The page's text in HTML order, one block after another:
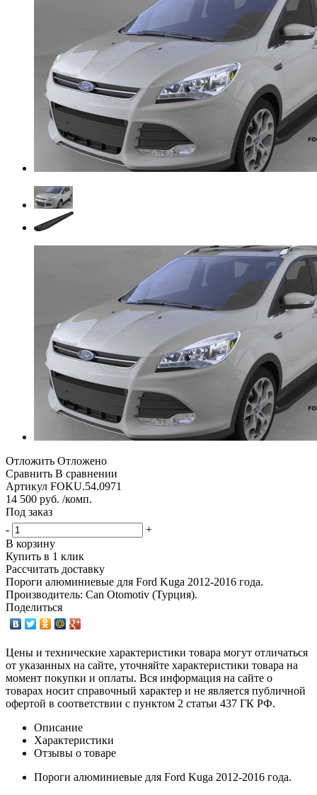
Отложить Отложено
Сравнить В сравнении
Артикул FOKU.54.0971
14 500 руб. /комп.
Под заказ
-
+
В корзину
Купить в 1 клик
Рассчитать доставку
Пороги алюминиевые для Ford Kuga 2012-2016 года.
Производитель: Can Otomotiv (Турция).
Поделиться
Цены и технические характеристики товара могут отличаться
от указанных на сайте, уточняйте характеристики товара на
момент покупки и оплаты. Вся информация на сайте о
товарах носит справочный характер и не является публичной
офертой в соответствии с пунктом 2 статьи 437 ГК РФ.
Описание
Характеристики
Отзывы о товаре
Пороги алюминиевые для Ford Kuga 2012-2016 года.